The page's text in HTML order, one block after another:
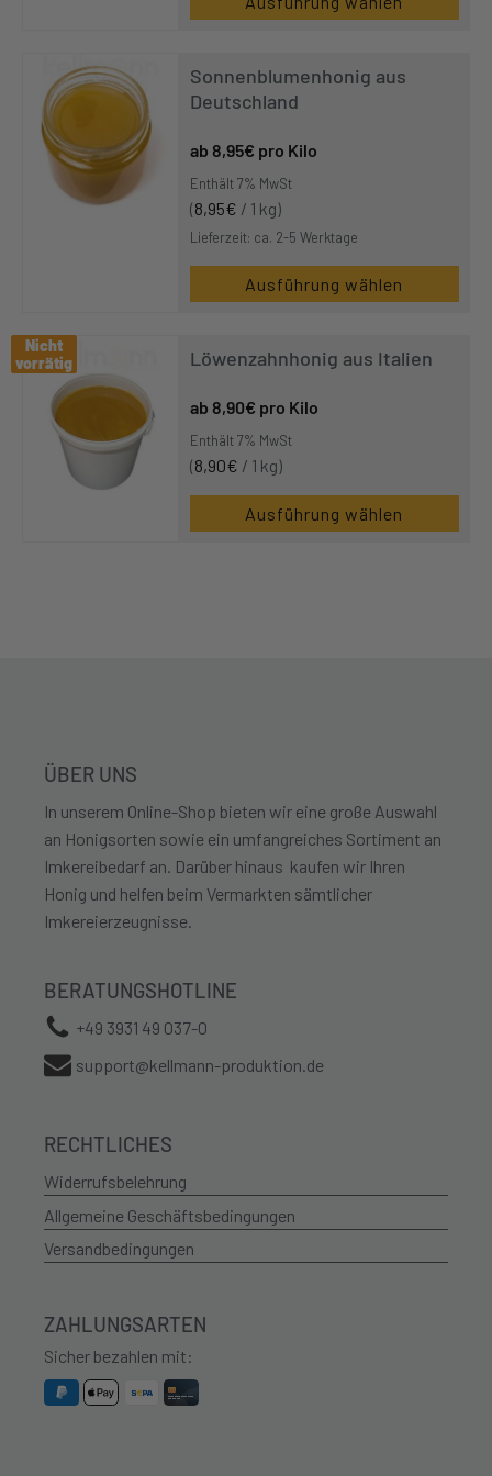
Sonnenblumenhonig aus
Deutschland
8,95€ pro Kilo
Enthält 7% MwSt
(8,95€ / 1 kg)
Lieferzeit: ca. 2-5 Werktage
Ausführung wählen
Nicht
vorrätig
Nicht
vorrätig
Löwenzahnhonig aus Italien
8,90€ pro Kilo
Enthält 7% MwSt
(8,90€ / 1 kg)
Ausführung wählen
ÜBER UNS
In unserem Online-Shop bieten wir eine große Auswahl
an Honigsorten sowie ein umfangreiches Sortiment an
Imkereibedarf an. Darüber hinaus kaufen wir Ihren
Honig und helfen beim Vermarkten sämtlicher
Imkereierzeugnisse.
BERATUNGSHOTLINE
+49 3931 49 037-0
support@kellmann-produktion.de
RECHTLICHES
Widerrufsbelehrung
Allgemeine Geschäftsbedingungen
Versandbedingungen
ZAHLUNGSARTEN
Sicher bezahlen mit: